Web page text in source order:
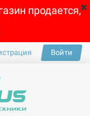
продается,
Войти